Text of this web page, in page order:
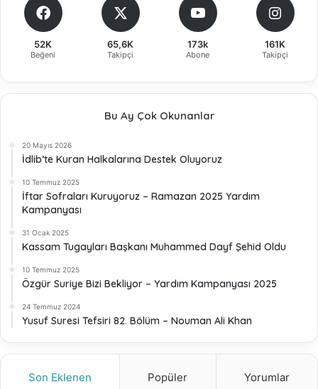
52K
Beğeni
65,6K
Takipçi
173k
Abone
161K
Takipçi
Bu Ay Çok Okunanlar
20 Mayıs 2026
İdlib’te Kuran Halkalarına Destek Oluyoruz
10 Temmuz 2025
İftar Sofraları Kuruyoruz – Ramazan 2025 Yardım
Kampanyası
31 Ocak 2025
Kassam Tugayları Başkanı Muhammed Dayf Şehid Oldu
10 Temmuz 2025
Özgür Suriye Bizi Bekliyor – Yardım Kampanyası 2025
24 Temmuz 2024
Yusuf Suresi Tefsiri 82. Bölüm – Nouman Ali Khan
Son Eklenen Popüler Yorumlar